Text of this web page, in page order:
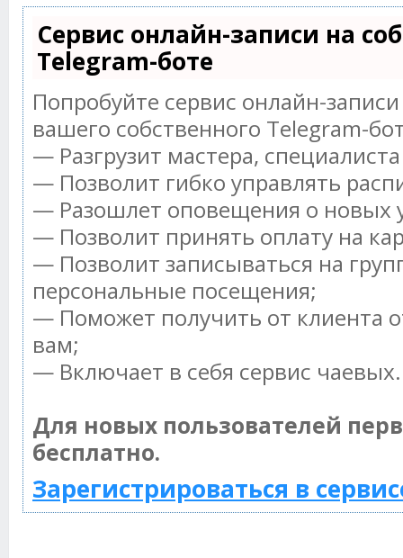
Сервис онлайн-записи на
Telegram-боте
Попробуйте сервис онлайн-
вашего собственного Telegram-
— Разгрузит мастера,
— Позволит гибко управлять
— Разошлет оповещения о новых
— Позволит принять оплату на
— Позволит записываться на
персональные посещения;
— Поможет получить от клиента
вам;
— Включает в себя сервис чаевых.
Для новых пользователей
бесплатно.
Зарегистрироваться в